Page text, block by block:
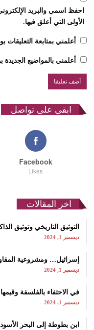
احفظ اسمي والبريد
الأولى التي أعلق فيها.
أعلمني بمتابعة التعليقات
أعلمني بالمواضيع الجديدة
ابقى على تواصل
Facebook
Likes
اخر المقالات
التوثيق التاريخي وتوثيق
ديسمبر 1, 2024
إسرائيل… ومشروعية
ديسمبر 1, 2024
في الاحتفاء بالفلسفة وقيمها
ديسمبر 1, 2024
ابن بطوطة إلى البحر